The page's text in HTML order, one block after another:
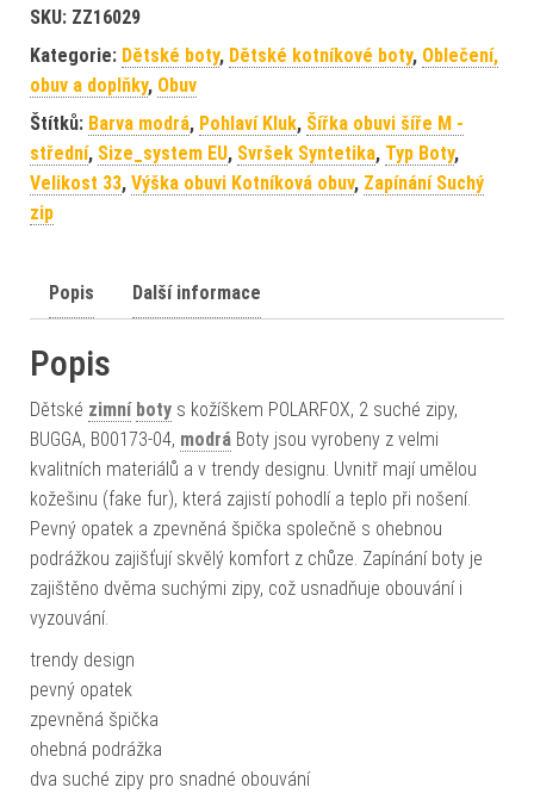
SKU: ZZ16029
Kategorie: Dětské boty, Dětské kotníkové boty, Oblečení,
obuv a doplňky, Obuv
Štítků: Barva modrá, Pohlaví Kluk, Šířka obuvi šíře M -
střední, Size_system EU, Svršek Syntetika, Typ Boty,
Velikost 33, Výška obuvi Kotníková obuv, Zapínání Suchý
zip
Popis Další informace
Popis
Dětské zimní boty s kožíškem POLARFOX, 2 suché zipy,
BUGGA, B00173-04, modrá Boty jsou vyrobeny z velmi
kvalitních materiálů a v trendy designu. Uvnitř mají umělou
kožešinu (fake fur), která zajistí pohodlí a teplo při nošení.
Pevný opatek a zpevněná špička společně s ohebnou
podrážkou zajišťují skvělý komfort z chůze. Zapínání boty je
zajištěno dvěma suchými zipy, což usnadňuje obouvání i
vyzouvání.
trendy design
pevný opatek
zpevněná špička
ohebná podrážka
dva suché zipy pro snadné obouvání